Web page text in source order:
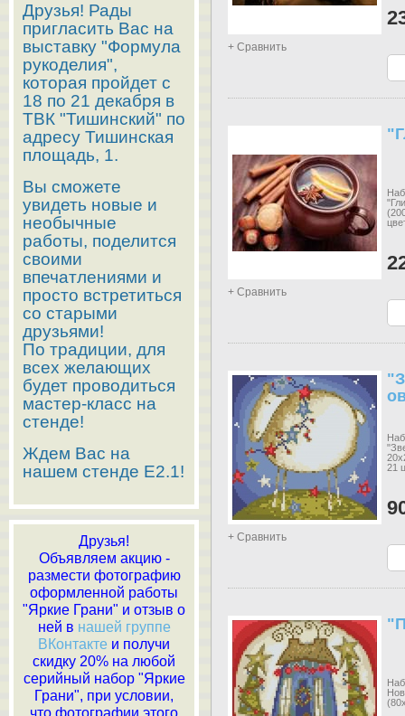
+ Сравнить
+ Сравнить
+ Сравнить
21
Друзья! Рады
пригласить Вас на
выставку "Формула
рукоделия",
которая пройдет с
18 по 21 декабря в
ТВК "Тишинский" по
адресу Тишинская
площадь, 1.
Вы сможете
увидеть новые и
необычные
работы, поделится
своими
впечатлениями и
просто встретиться
со старыми
друзьями!
По традиции, для
всех желающих
будет проводиться
мастер-класс на
стенде!
Ждем Вас на
нашем стенде E2.1!
Друзья!
Объявляем акцию -
размести фотографию
оформленной работы
"Яркие Грани" и отзыв о
ней в нашей группе
ВКонтакте и получи
скидку 20% на любой
серийный набор "Яркие
Грани", при условии,
что фотографии этого